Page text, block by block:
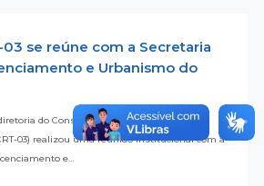
se reúne com a Secretaria
e Urbanismo do
do Conselho Regional dos Técnicos
03) realizou uma reunião institucional com a
e…